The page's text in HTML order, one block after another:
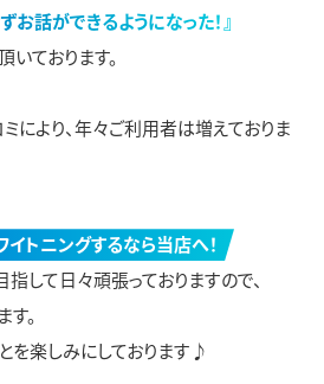
お話ができるようになった！』
いております。
により、年々ご利用者は増えておりま
トニングするなら当店へ！
指して日々頑張っておりますので、
。
を楽しみにしております♪